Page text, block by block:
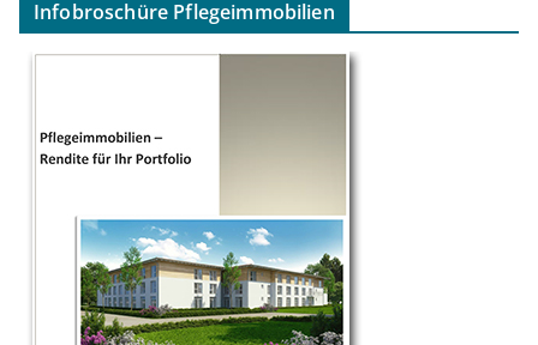
Infobroschüre Pflegeimmobilien